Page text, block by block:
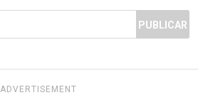
PUBLICAR
ADVERTISEMENT